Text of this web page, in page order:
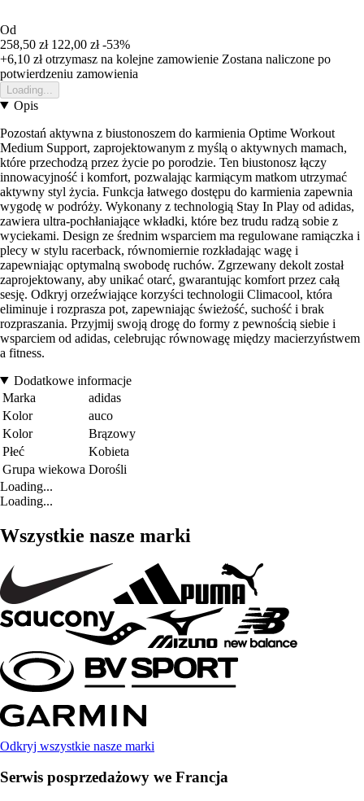
Od
258,50 zł 122,00 zł -53%
+6,10 złotrzymasz na kolejne zamowienie Zostana naliczone po
potwierdzeniu zamowienia
Loading...
Opis
Pozostań aktywna z biustonoszem do karmienia Optime Workout
Medium Support, zaprojektowanym z myślą o aktywnych mamach,
które przechodzą przez życie po porodzie. Ten biustonosz łączy
innowacyjność i komfort, pozwalając karmiącym matkom utrzymać
aktywny styl życia. Funkcja łatwego dostępu do karmienia zapewnia
wygodę w podróży. Wykonany z technologią Stay In Play od adidas,
zawiera ultra-pochłaniające wkładki, które bez trudu radzą sobie z
wyciekami. Design ze średnim wsparciem ma regulowane ramiączka i
plecy w stylu racerback, równomiernie rozkładając wagę i
zapewniając optymalną swobodę ruchów. Zgrzewany dekolt został
zaprojektowany, aby unikać otarć, gwarantując komfort przez całą
sesję. Odkryj orzeźwiające korzyści technologii Climacool, która
eliminuje i rozprasza pot, zapewniając świeżość, suchość i brak
rozpraszania. Przyjmij swoją drogę do formy z pewnością siebie i
wsparciem od adidas, celebrując równowagę między macierzyństwem
a fitness.
Dodatkowe informacje
Marka
adidas
Kolor
auco
Kolor
Brązowy
Płeć
Kobieta
Grupa wiekowa Dorośli
Loading...
Loading...
Wszystkie nasze marki
Odkryj wszystkie nasze marki
Serwis posprzedażowy we Francja